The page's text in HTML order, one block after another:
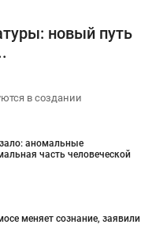
новый путь
в создании
аномальные
часть человеческой
меняет сознание, заявили